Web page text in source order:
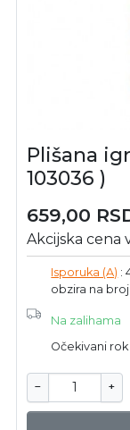
Plišana
103036 )
659,00
Akcijska cena
Isporuka (A) :
obzira na
Na zalihama
Očekivani
− +